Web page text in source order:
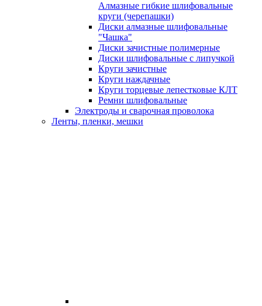
Алмазные гибкие шлифовальные
круги (черепашки)
Диски алмазные шлифовальные
"Чашка"
Диски зачистные полимерные
Диски шлифовальные с липучкой
Круги зачистные
Круги наждачные
Круги торцевые лепестковые КЛТ
Ремни шлифовальные
Электроды и сварочная проволока
Ленты, пленки, мешки